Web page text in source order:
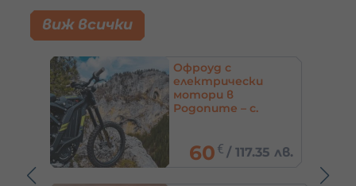
виж всички
Офроуд с
електрически
мотори в
Родопите – с.
60 € / 117.35 лв.